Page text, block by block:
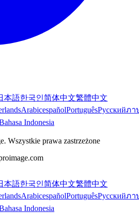
本語한국인简体中文繁體中文
ArabicespañolPortuguêsРусскийภา
Indonesia
. Wszystkie prawa zastrzeżone
本語한국인简体中文繁體中文
ArabicespañolPortuguêsРусскийภา
Indonesia